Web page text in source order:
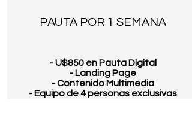
PAUTA POR 1 SEMANA
- U$850 en Pauta Digital
- Landing Page
- Contenido Multimedia
- Equipo de 4 personas exclusivas